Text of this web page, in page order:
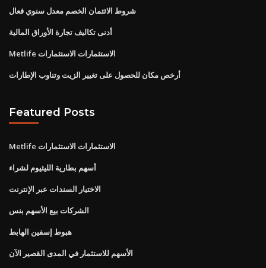
شروط الائتمان الخصم معدل سنوي فعال
أدنى تكاليف تجارة الأوراق المالية
Metlife الاستثمارات الاستثمارات
أرخص مكان للحصول على تغيير الزيت وتناوب الإطارات
Featured Posts
Metlife الاستثمارات الاستثمارات
أسهم بطارية الليثيوم لشراء
الاختيار السندات عبر الإنترنت
الشركات بيع الأسهم بنس
هبوط إسفين الهابط
الأسهم للاستثمار في المدى القصير الآن